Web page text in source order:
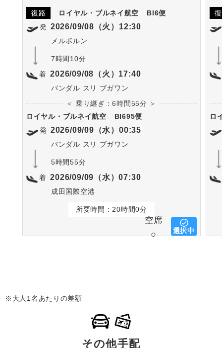
復路 ロイヤル・ブルネイ航空
BI6便
発 2026/09/08（火）12:30
メルボルン
7時間10分
着 2026/09/08（火）17:40
バンダル スリ ブガワン
＜ 乗り継ぎ：6時間55分 ＞
ロイヤル・ブルネイ航空
BI695便
発 2026/09/09（水）00:35
バンダル スリ ブガワン
5時間55分
着 2026/09/09（水）07:30
成田国際空港
所要時間：20時間0分
空席
○
選択中
ロ
※大人1名あたりの差額
その他手配